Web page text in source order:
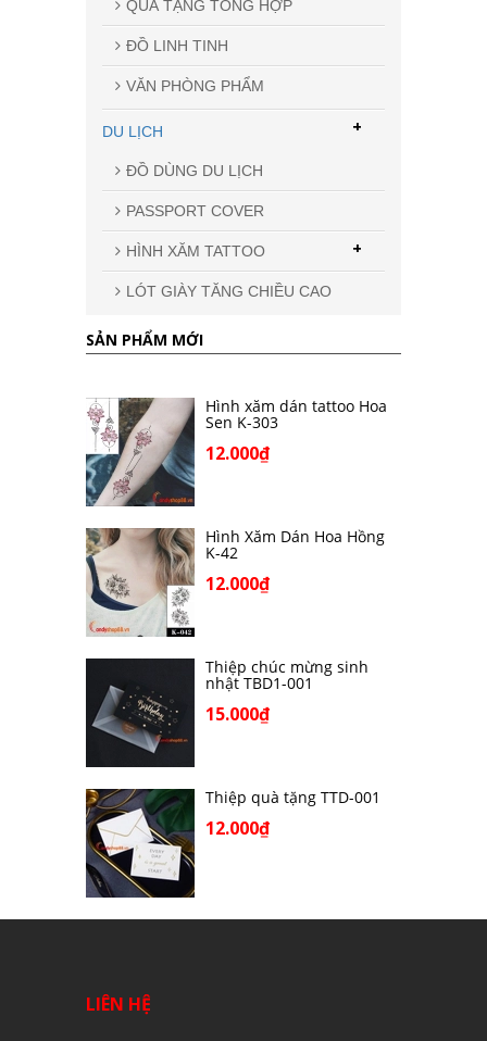
QUÀ TẶNG TỔNG HỢP
ĐỒ LINH TINH
VĂN PHÒNG PHẨM
DU LỊCH
ĐỒ DÙNG DU LỊCH
PASSPORT COVER
HÌNH XĂM TATTOO +
LÓT GIÀY TĂNG CHIỀU CAO
+
SẢN PHẨM MỚI
Hình xăm dán tattoo Hoa
Sen K-303
12.000₫
Hình Xăm Dán Hoa Hồng
K-42
12.000₫
Thiệp chúc mừng sinh
nhật TBD1-001
15.000₫
Thiệp quà tặng TTD-001
12.000₫
LIÊN HỆ